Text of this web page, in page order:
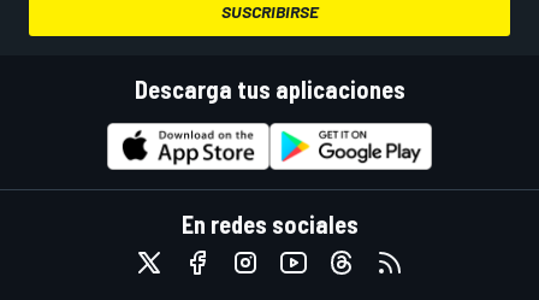
SUSCRIBIRSE
Descarga tus aplicaciones
En redes sociales